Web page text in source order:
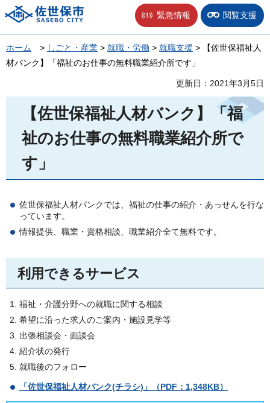
佐世保市 緊急情報 閲覧支援
ホーム > しごと・産業 > 就職・労働 > 就職支援 > 【佐世保福祉人
材バンク】「福祉のお仕事の無料職業紹介所です」
更新日：2021年3月5日
【佐世保福祉人材バンク】「福
祉のお仕事の無料職業紹介所で
す」
佐世保福祉人材バンクでは、福祉の仕事の紹介・あっせんを行な
っています。
情報提供、職業・資格相談、職業紹介全て無料です。
利用できるサービス
福祉・介護分野への就職に関する相談
希望に沿った求人のご案内・施設見学等
出張相談会・面談会
紹介状の発行
就職後のフォロー
「佐世保福祉人材バンク(チラシ)」 （PDF：1,348KB）